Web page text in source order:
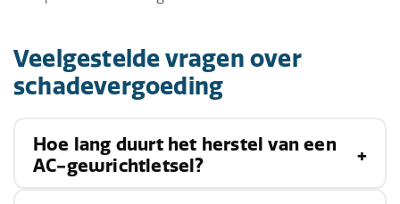
Veelgestelde vragen over
schadevergoeding
Hoe lang duurt het herstel van een
AC-gewrichtletsel?